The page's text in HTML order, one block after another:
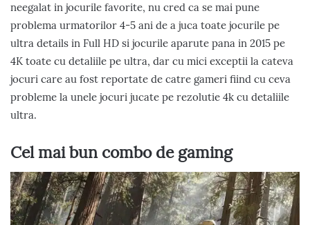
neegalat in jocurile favorite, nu cred ca se mai pune
problema urmatorilor 4-5 ani de a juca toate jocurile pe
ultra details in Full HD si jocurile aparute pana in 2015 pe
4K toate cu detaliile pe ultra, dar cu mici exceptii la cateva
jocuri care au fost reportate de catre gameri fiind cu ceva
probleme la unele jocuri jucate pe rezolutie 4k cu detaliile
ultra.
Cel mai bun combo de gaming